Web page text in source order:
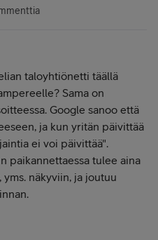
taloyhtiönetti täällä
Sama on
Google sanoo että
ja kun yritän päivittää
ei voi päivittää".
paikannettaessa tulee aina
näkyviin, ja joutuu